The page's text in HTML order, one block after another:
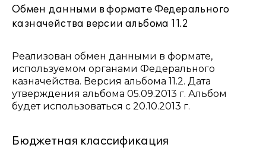
Обмен данными в формате Федерального
казначейства версии альбома 11.2
Реализован обмен данными в формате,
используемом органами Федерального
казначейства. Версия альбома 11.2. Дата
утверждения альбома 05.09.2013 г. Альбом
будет использоваться с 20.10.2013 г.
Бюджетная классификация